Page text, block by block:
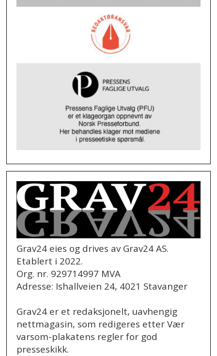
Grav24 eies og drives av Grav24 AS.
Etablert i 2022.
Org. nr. 929714997 MVA
Adresse: Ishallveien 24, 4021 Stavanger
Grav24 er et redaksjonelt, uavhengig
nettmagasin, som redigeres etter Vær
varsom-plakatens regler for god
presseskikk.